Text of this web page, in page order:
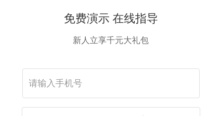
免费演示 在线指导
新人立享千元大礼包